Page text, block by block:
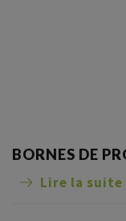
BORNES DE
Lire la suite